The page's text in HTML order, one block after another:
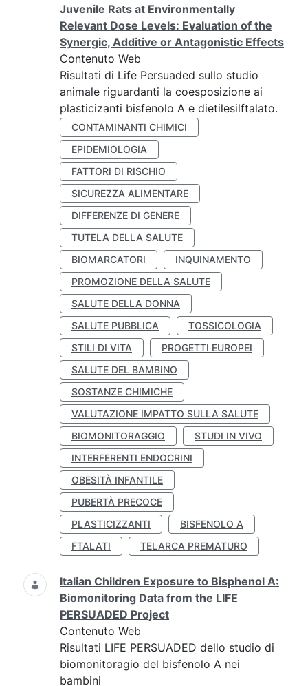
Juvenile Rats at Environmentally
Relevant Dose Levels: Evaluation of the
Synergic, Additive or Antagonistic Effects
Contenuto Web
Risultati di Life Persuaded sullo studio
animale riguardanti la coesposizione ai
plasticizanti bisfenolo A e dietilesilftalato.
CONTAMINANTI CHIMICI
EPIDEMIOLOGIA
FATTORI DI RISCHIO
SICUREZZA ALIMENTARE
DIFFERENZE DI GENERE
TUTELA DELLA SALUTE
BIOMARCATORI
INQUINAMENTO
PROMOZIONE DELLA SALUTE
SALUTE DELLA DONNA
SALUTE PUBBLICA
TOSSICOLOGIA
STILI DI VITA
PROGETTI EUROPEI
SALUTE DEL BAMBINO
SOSTANZE CHIMICHE
VALUTAZIONE IMPATTO SULLA SALUTE
BIOMONITORAGGIO
STUDI IN VIVO
INTERFERENTI ENDOCRINI
OBESITÀ INFANTILE
PUBERTÀ PRECOCE
PLASTICIZZANTI
BISFENOLO A
FTALATI
TELARCA PREMATURO
Italian Children Exposure to Bisphenol A:
Biomonitoring Data from the LIFE
PERSUADED Project
Contenuto Web
Risultati LIFE PERSUADED dello studio di
biomonitoragio del bisfenolo A nei
bambini